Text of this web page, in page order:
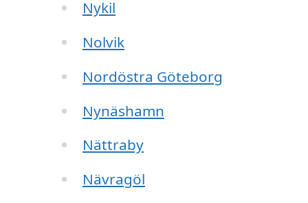
Nykil
Nolvik
Nordöstra Göteborg
Nynäshamn
Nättraby
Nävragöl